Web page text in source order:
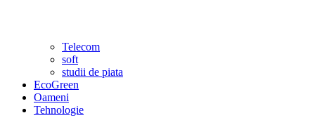
Telecom
soft
studii de piata
EcoGreen
Oameni
Tehnologie